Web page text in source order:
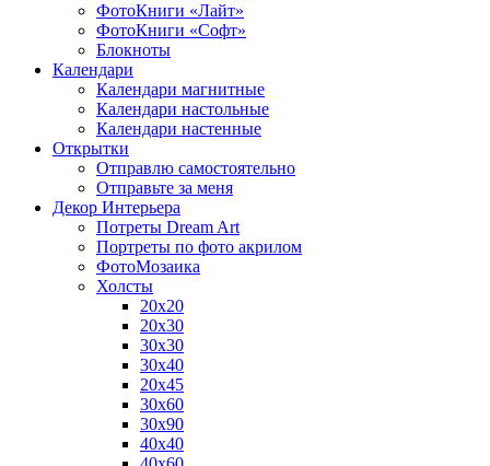
ФотоКниги «Лайт»
ФотоКниги «Софт»
Блокноты
Календари
Календари магнитные
Календари настольные
Календари настенные
Открытки
Отправлю самостоятельно
Отправьте за меня
Декор Интерьера
Потреты Dream Art
Портреты по фото акрилом
ФотоМозаика
Холсты
20х20
20х30
30х30
30х40
20х45
30х60
30х90
40х40